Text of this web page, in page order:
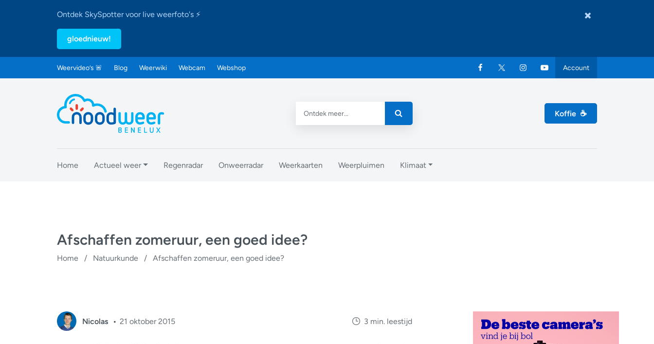
Ontdek SkySpotter voor live weerfoto's ⚡
gloednieuw!
Weervideo’s 🚨 Blog Weerwiki Webcam Webshop Account
Koffie ☕
Home Actueel weer Regenradar Onweerradar Weerkaarten Weerpluimen Klimaat
Afschaffen zomeruur, een goed idee?
Home / Natuurkunde / Afschaffen zomeruur, een goed idee?
Nicolas 21 oktober 2015 3 min. leestijd